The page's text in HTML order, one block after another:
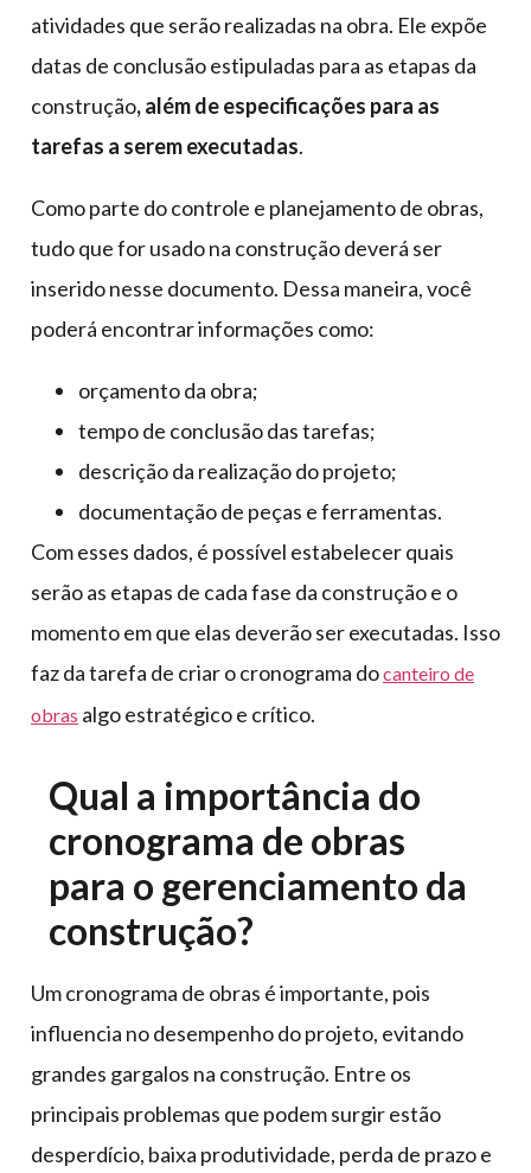
atividades que serão realizadas na obra. Ele expõe
datas de conclusão estipuladas para as etapas da
construção, além de especificações para as
tarefas a serem executadas.
Como parte do controle e planejamento de obras,
tudo que for usado na construção deverá ser
inserido nesse documento. Dessa maneira, você
poderá encontrar informações como:
orçamento da obra;
tempo de conclusão das tarefas;
descrição da realização do projeto;
documentação de peças e ferramentas.
Com esses dados, é possível estabelecer quais
serão as etapas de cada fase da construção e o
momento em que elas deverão ser executadas. Isso
faz da tarefa de criar o cronograma docanteiro de
obras algo estratégico e crítico.
Qual a importância do
cronograma de obras
para o gerenciamento da
construção?
Um cronograma de obras é importante, pois
influencia no desempenho do projeto, evitando
grandes gargalos na construção. Entre os
principais problemas que podem surgir estão
desperdício, baixa produtividade, perda de prazo e